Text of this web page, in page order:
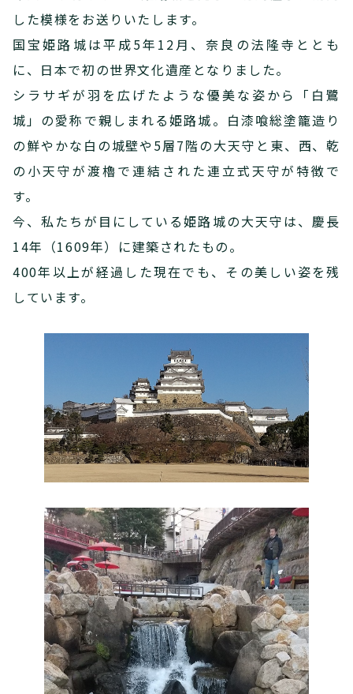
した模様をお送りいたします。
国宝姫路城は平成5年12月、奈良の法隆寺ととも
に、日本で初の世界文化遺産となりました。
シラサギが羽を広げたような優美な姿から「白鷺
城」の愛称で親しまれる姫路城。白漆喰総塗籠造り
の鮮やかな白の城壁や5層7階の大天守と東、西、乾
の小天守が渡櫓で連結された連立式天守が特徴で
す。
今、私たちが目にしている姫路城の大天守は、慶長
14年（1609年）に建築されたもの。
400年以上が経過した現在でも、その美しい姿を残
しています。